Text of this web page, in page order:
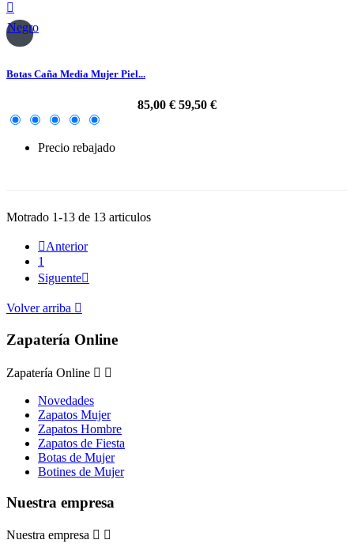

Negro
Botas Caña Media Mujer Piel...
85,00 € 59,50 €
Precio rebajado
Motrado 1-13 de 13 articulos
Anterior
1
Siguente
Volver arriba 
Zapatería Online
Zapatería Online  
Novedades
Zapatos Mujer
Zapatos Hombre
Zapatos de Fiesta
Botas de Mujer
Botines de Mujer
Nuestra empresa
Nuestra empresa  